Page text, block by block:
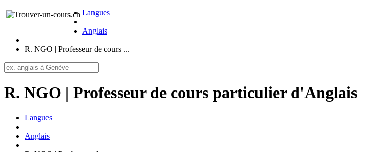
Langues
Anglais
R. NGO | Professeur de cours ...
R. NGO | Professeur de cours particulier d'Anglais
Langues
Anglais